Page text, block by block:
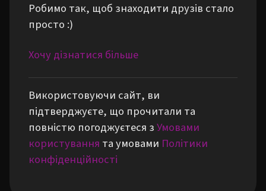
Робимо так, щоб знаходити друзів стало
просто :)
Хочу дізнатися більше
Використовуючи сайт, ви
підтверджуєте, що прочитали та
повністю погоджуєтеся зУмовами
користування та умовами Політики
конфіденційності